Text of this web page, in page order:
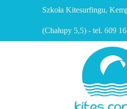
Szkoła Kitesurfingu,
(Chałupy 5,5) - tel. 609